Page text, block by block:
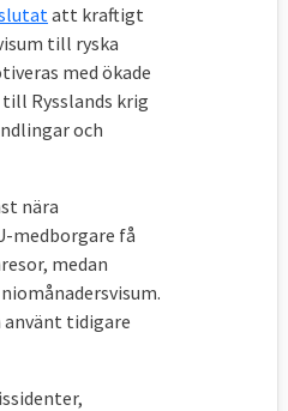
att kraftigt
till ryska
med ökade
Rysslands krig
och
nära
medborgare få
medan
använt tidigare